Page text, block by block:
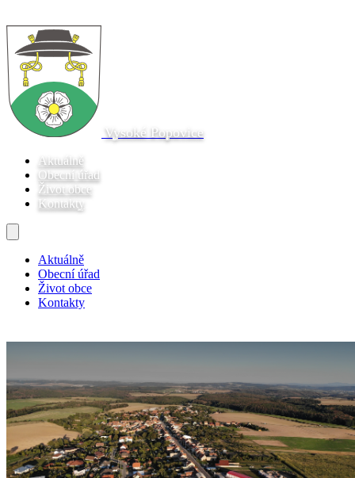
Vysoké Popovice
Aktuálně
Obecní úřad
Život obce
Kontakty
Aktuálně
Obecní úřad
Život obce
Kontakty